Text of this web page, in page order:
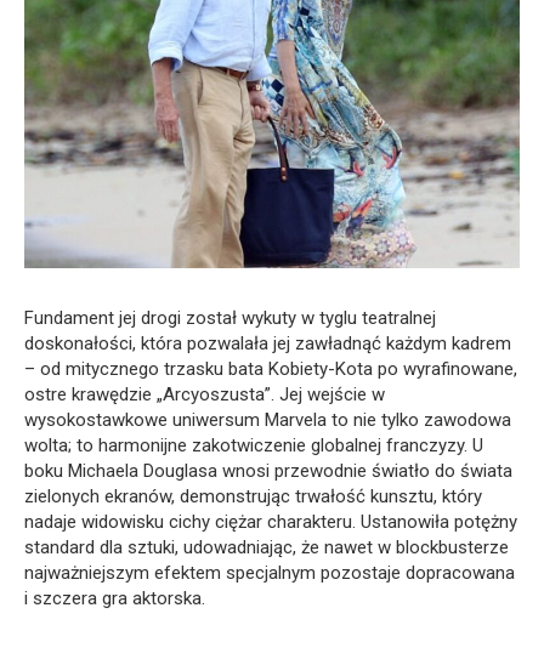
Fundament jej drogi został wykuty w tyglu teatralnej
doskonałości, która pozwalała jej zawładnąć każdym kadrem
– od mitycznego trzasku bata Kobiety-Kota po wyrafinowane,
ostre krawędzie „Arcyoszusta”. Jej wejście w
wysokostawkowe uniwersum Marvela to nie tylko zawodowa
wolta; to harmonijne zakotwiczenie globalnej franczyzy. U
boku Michaela Douglasa wnosi przewodnie światło do świata
zielonych ekranów, demonstrując trwałość kunsztu, który
nadaje widowisku cichy ciężar charakteru. Ustanowiła potężny
standard dla sztuki, udowadniając, że nawet w blockbusterze
najważniejszym efektem specjalnym pozostaje dopracowana
i szczera gra aktorska.